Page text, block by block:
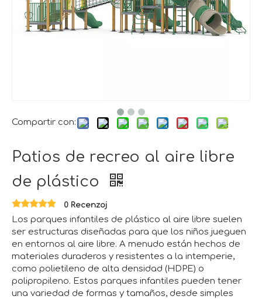
Compartir con:
Patios de recreo al aire libre
de plástico
0 Recenzoj
Los parques infantiles de plástico al aire libre suelen
ser estructuras diseñadas para que los niños jueguen
en entornos al aire libre. A menudo están hechos de
materiales duraderos y resistentes a la intemperie,
como polietileno de alta densidad (HDPE) o
polipropileno. Estos parques infantiles pueden tener
una variedad de formas y tamaños, desde simples